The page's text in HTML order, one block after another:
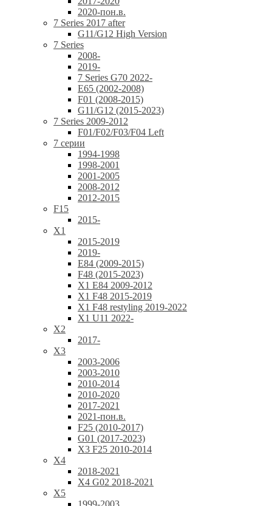
2020-пон.в.
7 Series 2017 after
G11/G12 High Version
7 Series
2008-
2019-
7 Series G70 2022-
E65 (2002-2008)
F01 (2008-2015)
G11/G12 (2015-2023)
7 Series 2009-2012
F01/F02/F03/F04 Left
7 серии
1994-1998
1998-2001
2001-2005
2008-2012
2012-2015
F15
2015-
X1
2015-2019
2019-
E84 (2009-2015)
F48 (2015-2023)
X1 E84 2009-2012
X1 F48 2015-2019
X1 F48 restyling 2019-2022
X1 U11 2022-
X2
2017-
X3
2003-2006
2003-2010
2010-2014
2010-2020
2017-2021
2021-пон.в.
F25 (2010-2017)
G01 (2017-2023)
X3 F25 2010-2014
X4
2018-2021
X4 G02 2018-2021
X5
1999-2003